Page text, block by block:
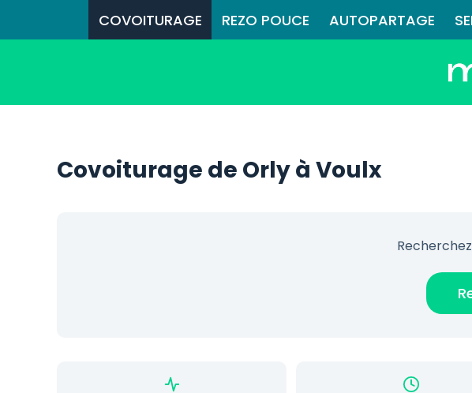
COVOITURAGE REZO POUCE AUTOPARTAGE
Covoiturage de Orly à Voulx